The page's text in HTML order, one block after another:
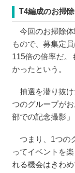
T4編成のお掃
今回のお掃除体
もので、募集定
115倍の倍率だ。
かったという。
抽選を潜り抜け
つのグループが
部での記念撮影
つまり、1つの
ってイベントを
れる機会はきわ